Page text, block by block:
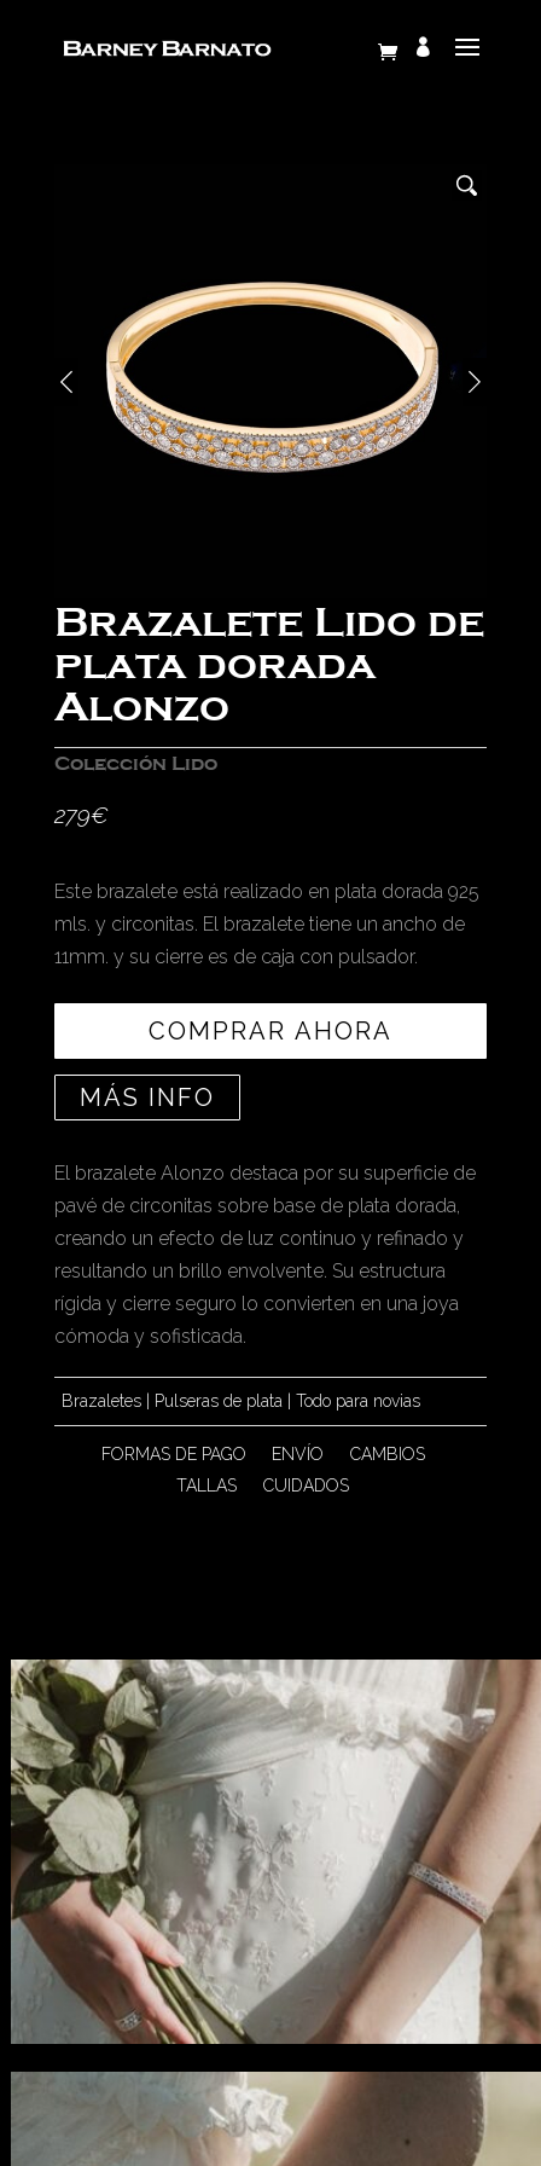
Brazalete Lido de
plata dorada
Alonzo
Colección Lido
279€
Este brazalete está realizado en plata dorada 925
mls. y circonitas. El brazalete tiene un ancho de
11mm. y su cierre es de caja con pulsador.
COMPRAR AHORA
MÁS INFO
El brazalete Alonzo destaca por su superficie de
pavé de circonitas sobre base de plata dorada,
creando un efecto de luz continuo y refinado y
resultando un brillo envolvente. Su estructura
rígida y cierre seguro lo convierten en una joya
cómoda y sofisticada.
Brazaletes| Pulseras de plata Todo para novias
FORMAS DE PAGO ENVÍO
CAMBIOS
TALLAS
CUIDADOS